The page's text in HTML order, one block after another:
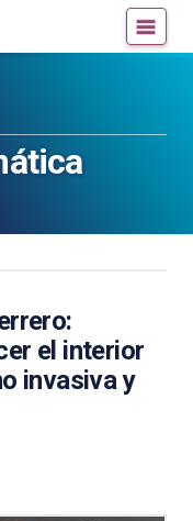
el interior
invasiva y